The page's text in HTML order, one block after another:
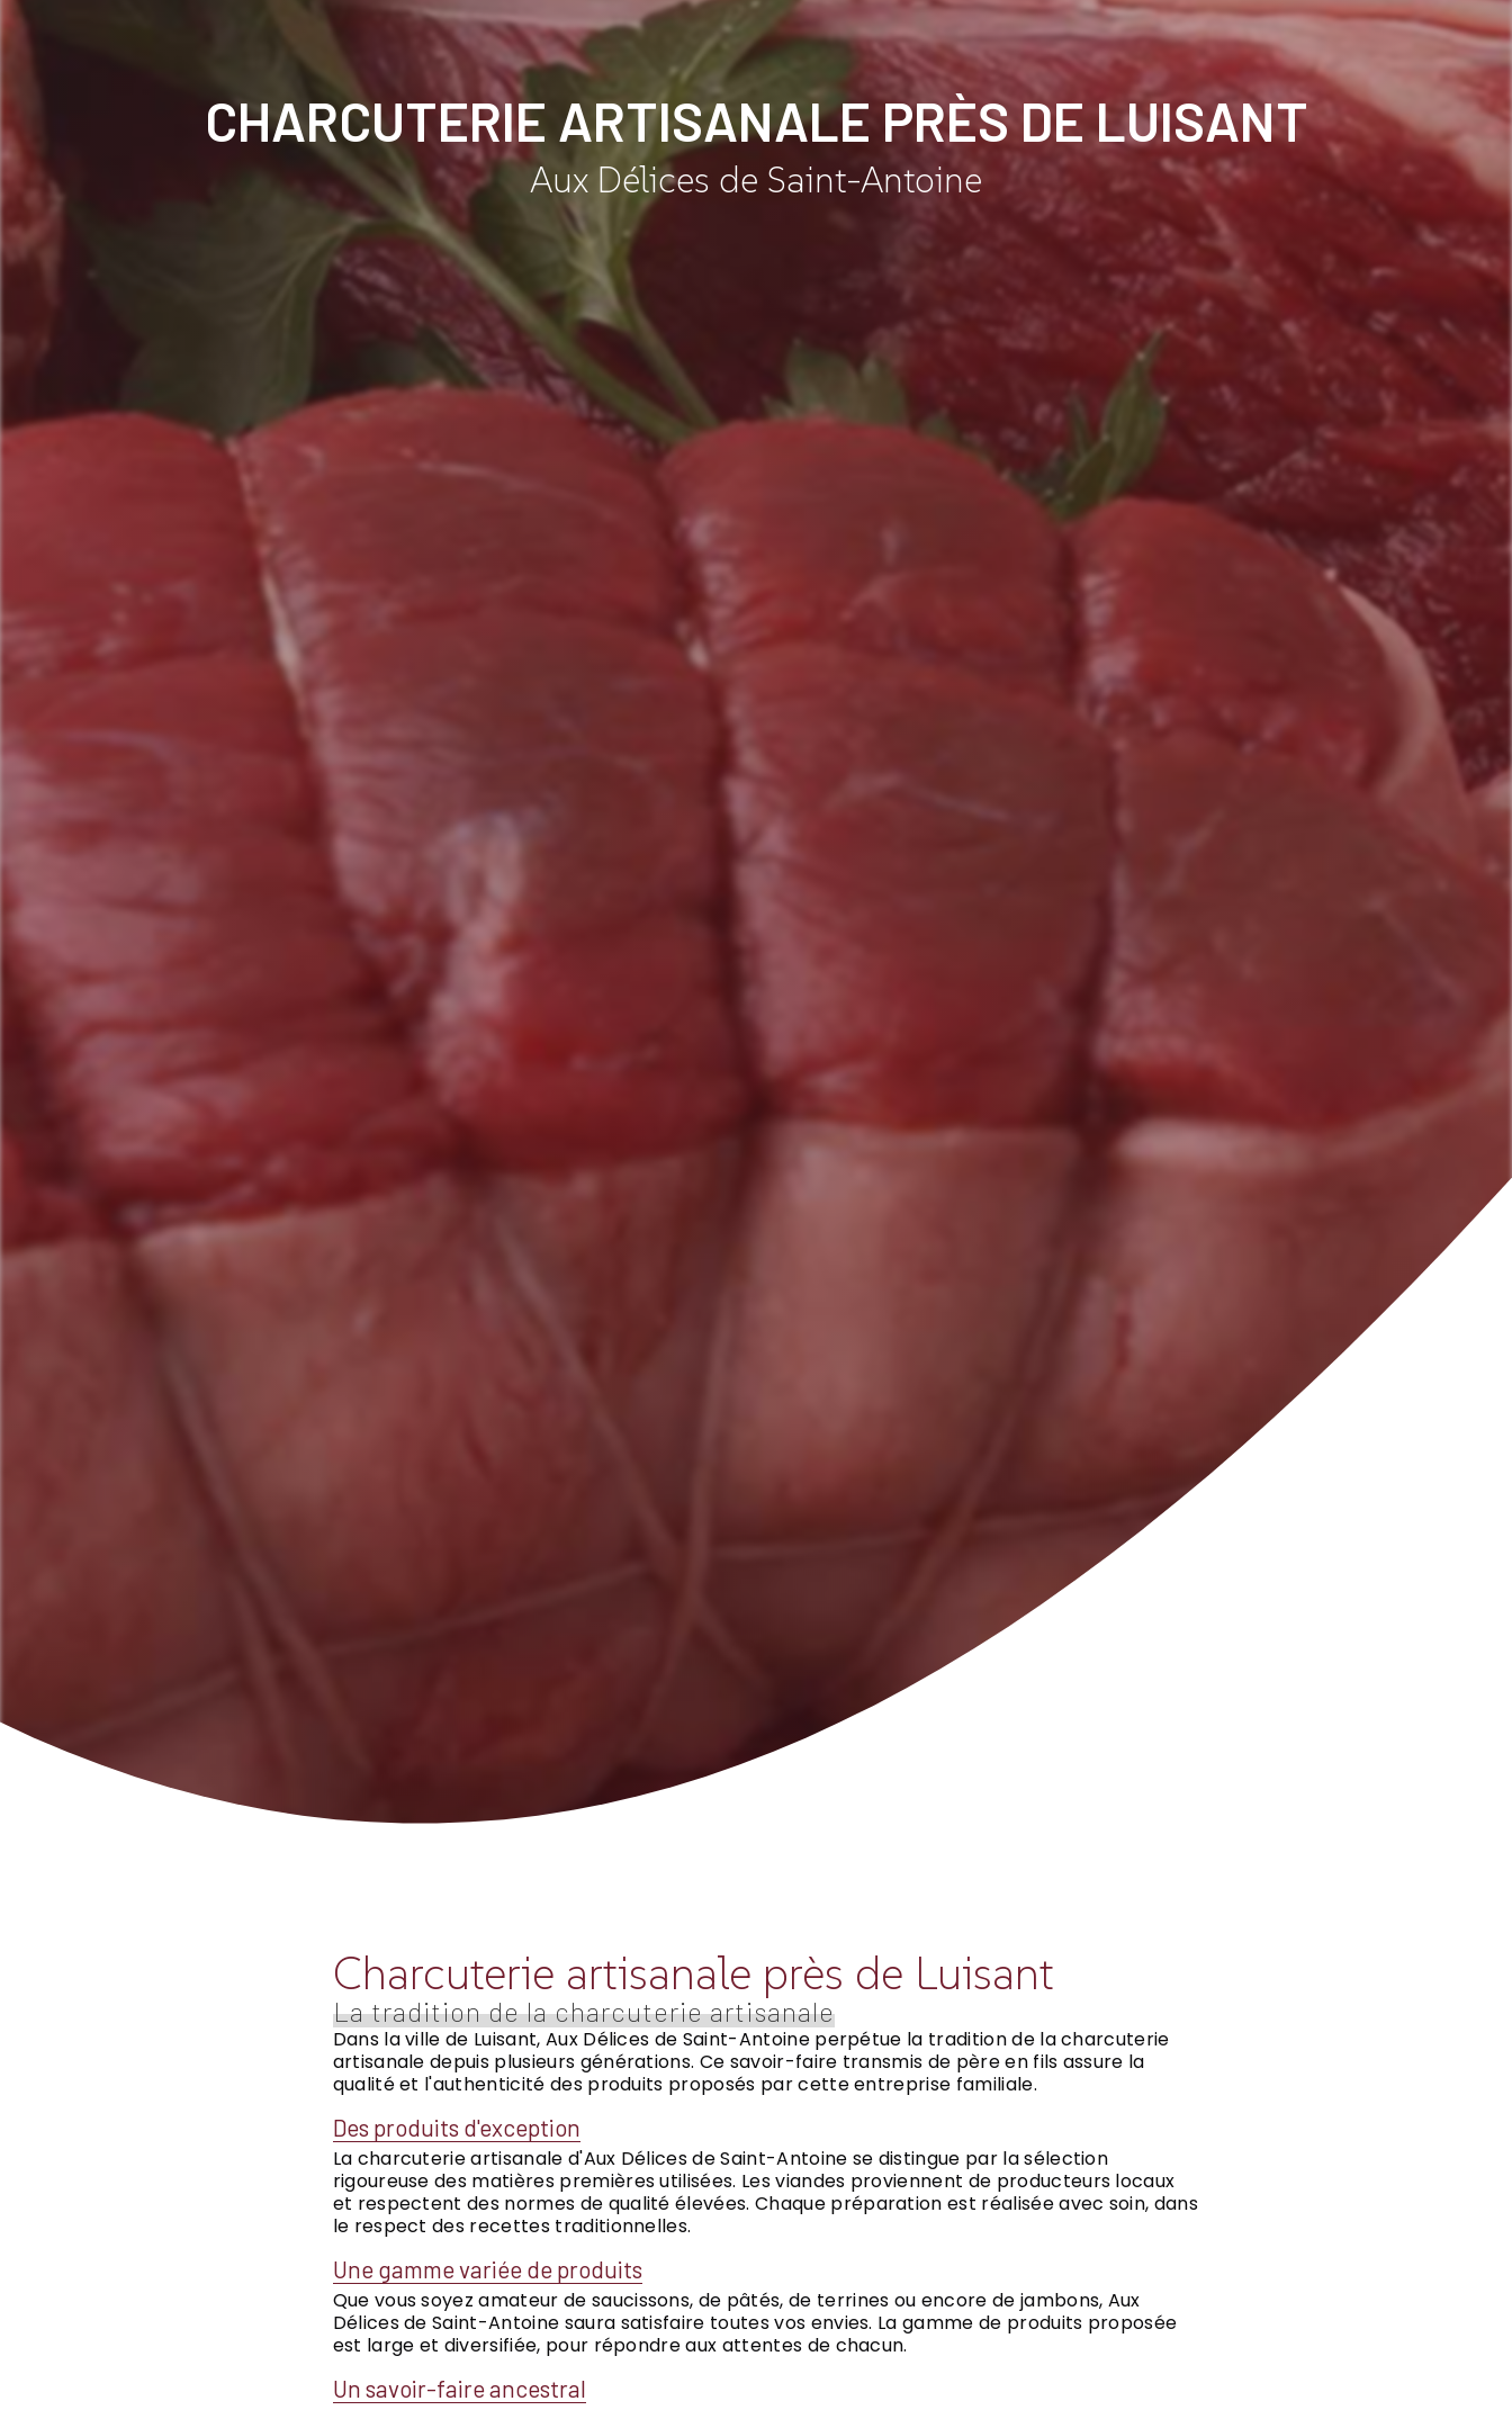
CHARCUTERIE ARTISANALE PRÈS DE LUISANT
Aux Délices de Saint-Antoine
Charcuterie artisanale près de Luisant
La tradition de la charcuterie artisanale
Dans la ville de Luisant, Aux Délices de Saint-Antoine perpétue la tradition de la charcuterie
artisanale depuis plusieurs générations. Ce savoir-faire transmis de père en fils assure la
qualité et l'authenticité des produits proposés par cette entreprise familiale.
Des produits d'exception
La charcuterie artisanale d'Aux Délices de Saint-Antoine se distingue par la sélection
rigoureuse des matières premières utilisées. Les viandes proviennent de producteurs locaux
et respectent des normes de qualité élevées. Chaque préparation est réalisée avec soin, dans
le respect des recettes traditionnelles.
Une gamme variée de produits
Que vous soyez amateur de saucissons, de pâtés, de terrines ou encore de jambons, Aux
Délices de Saint-Antoine saura satisfaire toutes vos envies. La gamme de produits proposée
est large et diversifiée, pour répondre aux attentes de chacun.
Un savoir-faire ancestral